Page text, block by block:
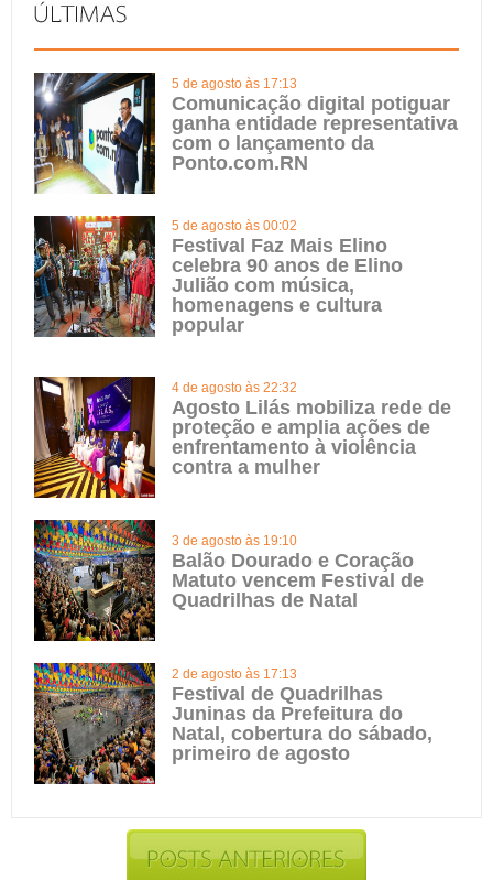
5 de agosto às 17:13
Comunicação digital potiguar
ganha entidade representativa
com o lançamento da
Ponto.com.RN
5 de agosto às 00:02
Festival Faz Mais Elino
celebra 90 anos de Elino
Julião com música,
homenagens e cultura
popular
4 de agosto às 22:32
Agosto Lilás mobiliza rede de
proteção e amplia ações de
enfrentamento à violência
contra a mulher
3 de agosto às 19:10
Balão Dourado e Coração
Matuto vencem Festival de
Quadrilhas de Natal
2 de agosto às 17:13
Festival de Quadrilhas
Juninas da Prefeitura do
Natal, cobertura do sábado,
primeiro de agosto